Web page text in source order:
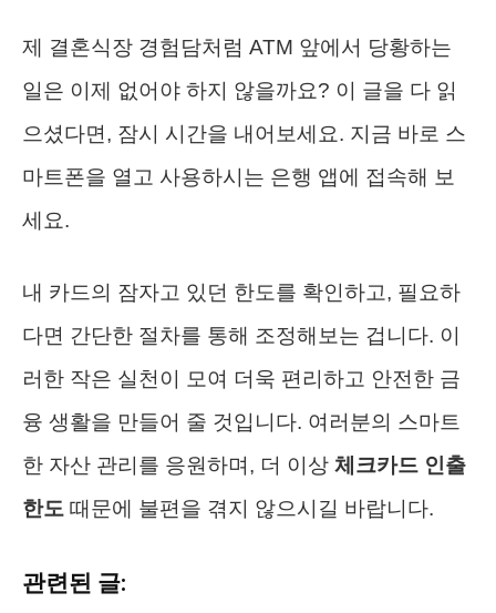
제 결혼식장 경험담처럼 ATM 앞에서 당황하는
일은 이제 없어야 하지 않을까요? 이 글을 다 읽
으셨다면, 잠시 시간을 내어보세요. 지금 바로 스
마트폰을 열고 사용하시는 은행 앱에 접속해 보
세요.
내 카드의 잠자고 있던 한도를 확인하고, 필요하
다면 간단한 절차를 통해 조정해보는 겁니다. 이
러한 작은 실천이 모여 더욱 편리하고 안전한 금
융 생활을 만들어 줄 것입니다. 여러분의 스마트
한 자산 관리를 응원하며, 더 이상 체크카드 인출
한도 때문에 불편을 겪지 않으시길 바랍니다.
관련된 글: